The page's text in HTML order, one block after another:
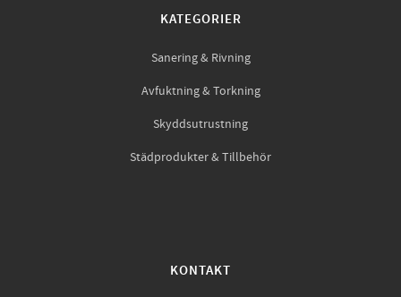
KATEGORIER
Sanering & Rivning
Avfuktning & Torkning
Skyddsutrustning
Städprodukter & Tillbehör
KONTAKT